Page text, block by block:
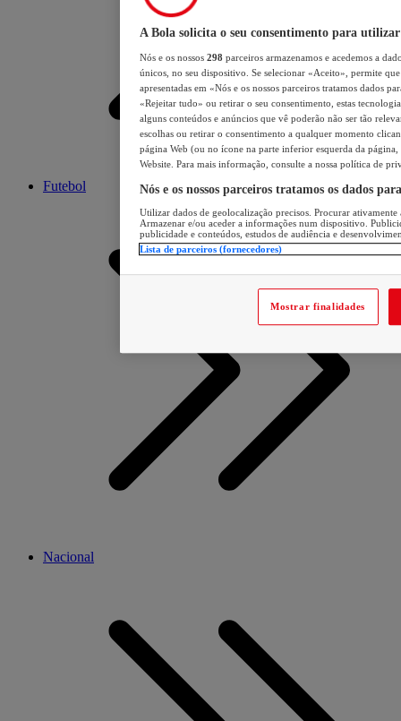
Futebol
Nacional
A Bola solicita o seu consentimento para utilizar
Nós e os nossos 298 parceiros armazenamos e acedemos a
únicos, no seu dispositivo. Se selecionar «Aceito», permite
apresentadas em «Nós e os nossos parceiros tratamos dados
«Rejeitar tudo» ou retirar o seu consentimento, estas
alguns conteúdos e anúncios que vê poderão não ser tão
escolhas ou retirar o consentimento a qualquer momento
página Web (ou no ícone na parte inferior esquerda da página,
Website. Para mais informação, consulte a nossa política de
Nós e os nossos parceiros tratamos os dados
Utilizar dados de geolocalização precisos. Procurar
Armazenar e/ou aceder a informações num dispositivo.
publicidade e conteúdos, estudos de audiência e
Lista de parceiros (fornecedores)
Mostrar finalidades